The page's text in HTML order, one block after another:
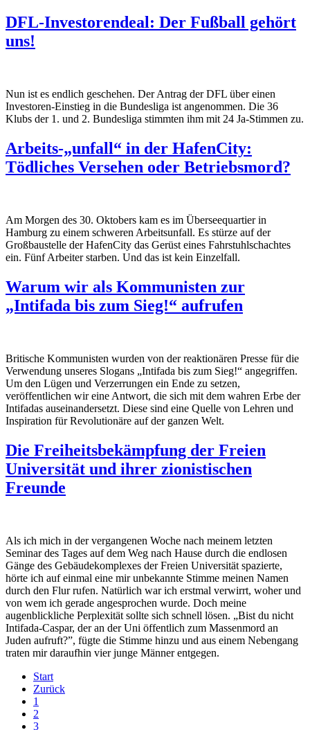
DFL-Investorendeal: Der Fußball gehört
uns!
Nun ist es endlich geschehen. Der Antrag der DFL über einen
Investoren-Einstieg in die Bundesliga ist angenommen. Die 36
Klubs der 1. und 2. Bundesliga stimmten ihm mit 24 Ja-Stimmen zu.
Arbeits-„unfall“ in der HafenCity:
Tödliches Versehen oder Betriebsmord?
Am Morgen des 30. Oktobers kam es im Überseequartierin
Hamburg zu einem schweren Arbeitsunfall. Es stürze auf der
Großbaustelle der HafenCity das Gerüst eines Fahrstuhlschachtes
ein. FünfArbeiter starben. Und das ist kein Einzelfall.
Warum wir als Kommunisten zur
„Intifada bis zum Sieg!“ aufrufen
Britische Kommunisten wurden von der reaktionären Presse für die
Verwendung unseres Slogans „Intifada bis zum Sieg!“ angegriffen.
Um den Lügen und Verzerrungen ein Ende zu setzen,
veröffentlichen wir eine Antwort, die sich mit dem wahren Erbe der
Intifadas auseinandersetzt. Diese sind eine Quelle von Lehren und
Inspiration für Revolutionäre auf der ganzen Welt.
Die Freiheitsbekämpfung der Freien
Universität und ihrer zionistischen
Freunde
Als ich mich in der vergangenen Woche nach meinem letzten
Seminar des Tages auf dem Weg nach Hause durch die endlosen
Gänge des Gebäudekomplexes der Freien Universität spazierte,
hörte ich auf einmal eine mir unbekannte Stimme meinen Namen
durch den Flur rufen. Natürlich war ich erstmal verwirrt, woher und
von wem ich gerade angesprochen wurde. Doch meine
augenblickliche Perplexität sollte sich schnell lösen. „Bist du nicht
Intifada-Caspar, der an der Uni öffentlich zum Massenmord an
Juden aufruft?”, fügte die Stimme hinzu und aus einem Nebengang
traten mir daraufhin vier junge Männer entgegen.
Start
Zurück
1
2
3